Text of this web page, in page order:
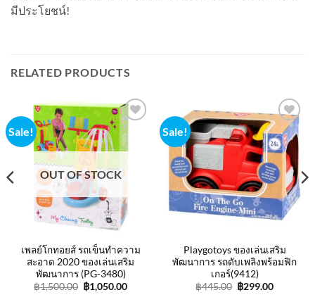
มีประโยชน์!
RELATED PRODUCTS
Sale!
Add to
wishlist
OUT OF STOCK
เพลย์โกทอยส์ รถเข็นทำความ
สะอาด 2020 ของเล่นเสริม
พัฒนาการ (PG-3480)
฿1,500.00 Original
price
฿1,050.00Current
Sale!
Add to
wishlist
Playgotoys ของเล่นเสริม
พัฒนาการ รถดับเพลิงพร้อมฟิก
เกอร์(9412)
฿445.00 Original
price
฿299.00Current